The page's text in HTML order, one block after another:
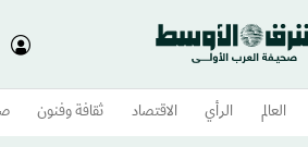
العالم الرأي الاقتصاد ثقافة وفنون